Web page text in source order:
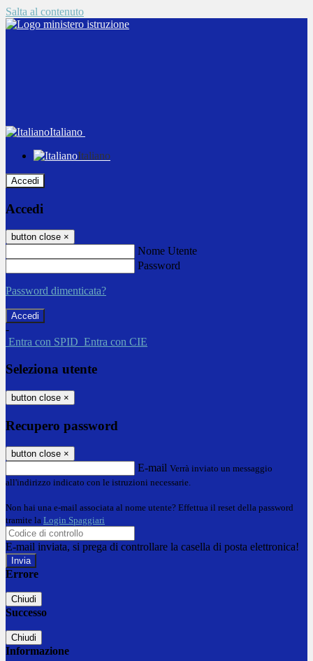
Salta al contenuto
Italiano
Italiano
Accedi
Accedi
button close ×
Nome Utente
Password
Password dimenticata?
-
Entra con SPID Entra con CIE
Seleziona utente
button close ×
Recupero password
button close ×
E-mail Verrà inviato un messaggio
all'indirizzo indicato con le istruzioni necessarie.
Non hai una e-mail associata al nome utente? Effettua il reset della password
tramite la Login Spaggiari
E-mail inviata, si prega di controllare la casella di posta elettronica!
Errore
Chiudi
Successo
Chiudi
Informazione